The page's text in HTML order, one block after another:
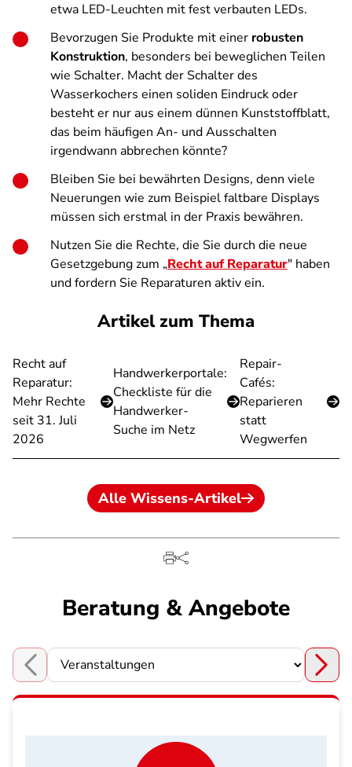
etwa LED-Leuchten mit fest verbauten LEDs.
Bevorzugen Sie Produkte mit einer robusten
Konstruktion, besonders bei beweglichen Teilen
wie Schalter. Macht der Schalter des
Wasserkochers einen soliden Eindruck oder
besteht er nur aus einem dünnen Kunststoffblatt,
das beim häufigen An- und Ausschalten
irgendwann abbrechen könnte?
Bleiben Sie bei bewährten Designs, denn viele
Neuerungen wie zum Beispiel faltbare Displays
müssen sich erstmal in der Praxis bewähren.
Nutzen Sie die Rechte, die Sie durch die neue
Gesetzgebung zum „Recht auf Reparatur" haben
und fordern Sie Reparaturen aktiv ein.
Artikel zum Thema
Recht auf
Reparatur:
Mehr Rechte
seit 31. Juli
2026
Handwerkerportale:
Checkliste für die
Handwerker-
Suche im Netz
Repair-
Cafés:
Reparieren
statt
Wegwerfen
Alle Wissens-Artikel
Beratung & Angebote
Choose a section